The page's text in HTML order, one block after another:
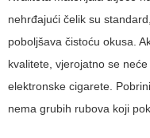
nehrđajući čelik su
poboljšava čistoću okusa.
kvalitete, vjerojatno se
elektronske cigarete .
nema grubih rubova koji